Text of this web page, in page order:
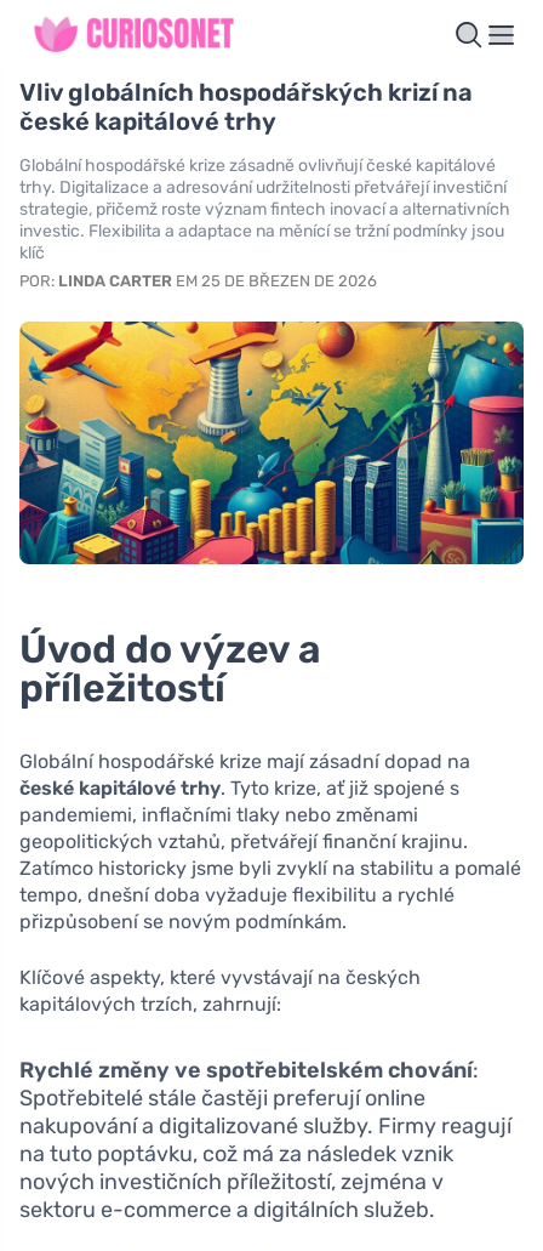
Vliv globálních hospodářských krizí na
české kapitálové trhy
Globální hospodářské krize zásadně ovlivňují české kapitálové
trhy. Digitalizace a adresování udržitelnosti přetvářejí investiční
strategie, přičemž roste význam fintech inovací a alternativních
investic. Flexibilita a adaptace na měnící se tržní podmínky jsou
klíč
POR: LINDA CARTER EM 25 DE BŘEZEN DE 2026
Úvod do výzev a
příležitostí
Globální hospodářské krize mají zásadní dopad na
české kapitálové trhy. Tyto krize, ať již spojené s
pandemiemi, inflačními tlaky nebo změnami
geopolitických vztahů, přetvářejí finanční krajinu.
Zatímco historicky jsme byli zvyklí na stabilitu a pomalé
tempo, dnešní doba vyžaduje flexibilitu a rychlé
přizpůsobení se novým podmínkám.
Klíčové aspekty, které vyvstávají na českých
kapitálových trzích, zahrnují:
Rychlé změny ve spotřebitelském chování:
Spotřebitelé stále častěji preferují online
nakupování a digitalizované služby. Firmy reagují
na tuto poptávku, což má za následek vznik
nových investičních příležitostí, zejména v
sektoru e-commerce a digitálních služeb.